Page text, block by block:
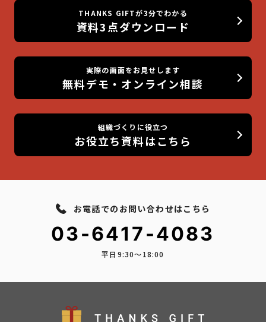
THANKS GIFTが3分でわかる
資料3点ダウンロード
実際の画面をお見せします
無料デモ・オンライン相談
組織づくりに役立つ
お役立ち資料はこちら
お電話でのお問い合わせはこちら
03-6417-4083
平日9:30〜18:00